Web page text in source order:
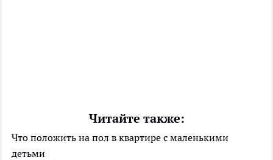
Читайте также:
Что положить на пол в квартире с маленькими
детьми